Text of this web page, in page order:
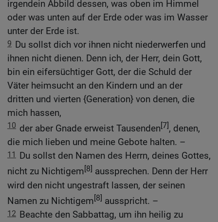
irgendein Abbild dessen, was oben im Himmel
oder was unten auf der Erde oder was im Wasser
unter der Erde ist.
9 Du sollst dich vor ihnen nicht niederwerfen und
ihnen nicht dienen. Denn ich, der Herr, dein Gott,
bin ein eifersüchtiger Gott, der die Schuld der
Väter heimsucht an den Kindern und an der
dritten und vierten {Generation} von denen, die
mich hassen,
10 der aber Gnade erweist Tausenden[7], denen,
die mich lieben und meine Gebote halten. –
11
Du sollst den Namen des Herrn, deines Gottes,
nicht zu Nichtigem[8] aussprechen. Denn der Herr
wird den nicht ungestraft lassen, der seinen
Namen zu Nichtigem[8] ausspricht. –
12 Beachte den Sabbattag, um ihn heilig zu